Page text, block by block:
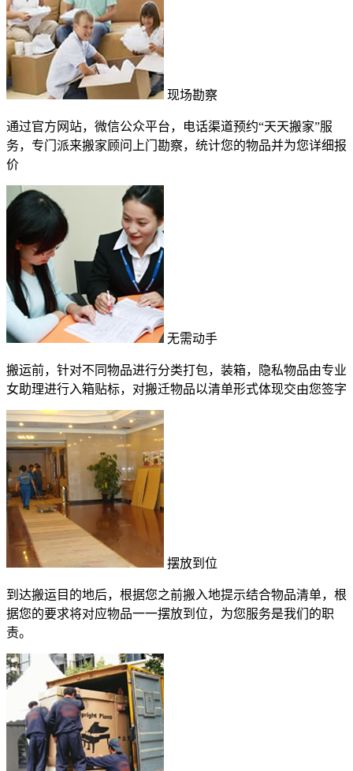
现场勘察
通过官方网站，微信公众平台，电话渠道预约“天天搬家”服
务，专门派来搬家顾问上门勘察，统计您的物品并为您详细报
价
无需动手
搬运前，针对不同物品进行分类打包，装箱，隐私物品由专业
女助理进行入箱贴标，对搬迁物品以清单形式体现交由您签字
摆放到位
到达搬运目的地后，根据您之前搬入地提示结合物品清单，根
据您的要求将对应物品一一摆放到位，为您服务是我们的职
责。